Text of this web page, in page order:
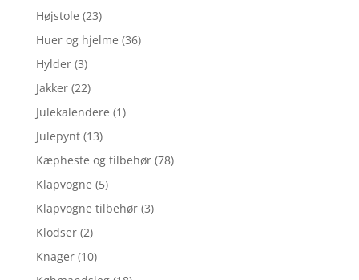
Højstole (23)
Huer og hjelme (36)
Hylder (3)
Jakker (22)
Julekalendere (1)
Julepynt (13)
Kæpheste og tilbehør (78)
Klapvogne (5)
Klapvogne tilbehør (3)
Klodser (2)
Knager (10)